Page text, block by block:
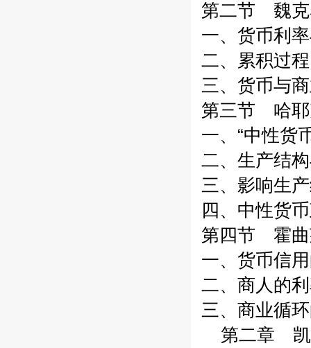
第二节 魏克
一、货币利
二、累积过程
三、货币与
第三节 哈耶
一、“中性货
二、生产结
三、影响生
四、中性货
第四节 霍曲
一、货币信
二、商人的
三、商业循
第二章 凯